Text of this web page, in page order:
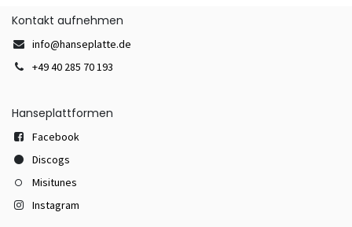
Kontakt aufnehmen
info@hanseplatte.de
+49 40 285 70 193
Hanseplattformen
Facebook
Discogs
Misitunes
Instagram